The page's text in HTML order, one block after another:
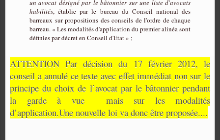
un avocat désigné par le bâtonnier sur une liste d'avocats
habilités, établie par le bureau du Conseil national des
barreaux sur propositions des conseils de l'ordre de chaque
barreau. « Les modalités d'application du premier alinéa sont
définies par décret en Conseil d'État » ;
ATTENTION Par décision du 17 février 2012, le
conseil a annulé ce texte avec effet immédiat non sur le
principe du choix de l’avocat par le bâtonnier pendant
la garde à vue
mais sur les modalités
d’application.Une nouvelle loi va donc être proposée....